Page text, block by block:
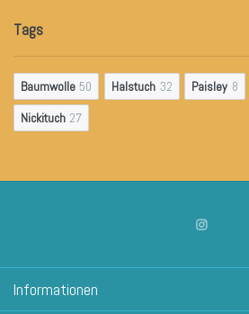
Tags
Baumwolle 50 Halstuch 32 Paisley 8
Nickituch 27
Informationen